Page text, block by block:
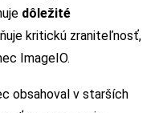
dôležité
kritickú zraniteľnosť,
ImageIO.
obsahoval v starších